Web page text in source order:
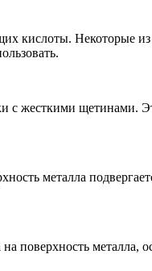
кислоты. Некоторые
с жесткими щетинами.
металла
металла,